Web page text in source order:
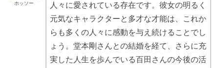
ホッソー
人々に愛されている存在です。彼女の明るく
元気なキャラクターと多才な才能は、これか
らも多くの人々に感動を与え続けることでし
ょう。堂本剛さんとの結婚を経て、さらに充
実した人生を歩んでいる百田さんの今後の活